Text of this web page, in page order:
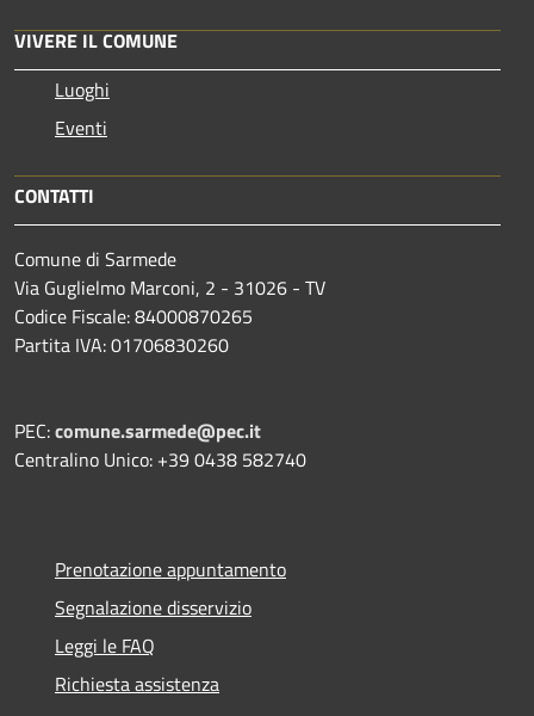
VIVERE IL COMUNE
Luoghi
Eventi
CONTATTI
Comune di Sarmede
Via Guglielmo Marconi, 2 - 31026 - TV
Codice Fiscale: 84000870265
Partita IVA: 01706830260
PEC:comune.sarmede@pec.it
Centralino Unico: +39 0438 582740
Prenotazione appuntamento
Segnalazione disservizio
Leggi le FAQ
Richiesta assistenza